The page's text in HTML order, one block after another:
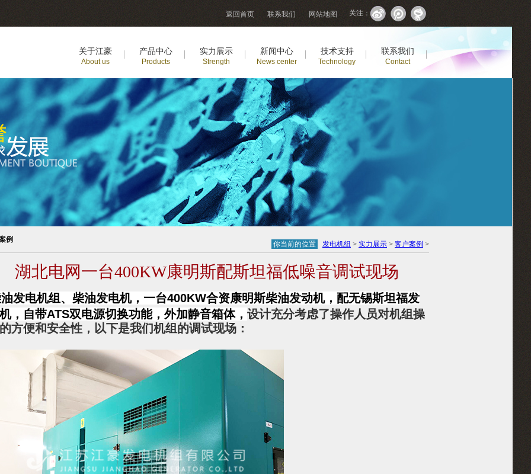
返回首页 联系我们 网站地图 关注：
关于江豪
About us
产品中心
Products
实力展示
Strength
新闻中心
News center
技术支持
Technology
联系我们
Contact
你当前的位置 发电机组 > 实力展示 > 客户案例 >
例
湖北电网一台400KW康明斯配斯坦福低噪音调试现场
发电机组、柴油发电机，一台400KW合资康明斯柴油发动机，配无锡斯坦福发
，自带ATS双电源切换功能，外加静音箱体， 设计充分考虑了操作人员对机组操
方便和安全性，以下是我们机组的调试现场：